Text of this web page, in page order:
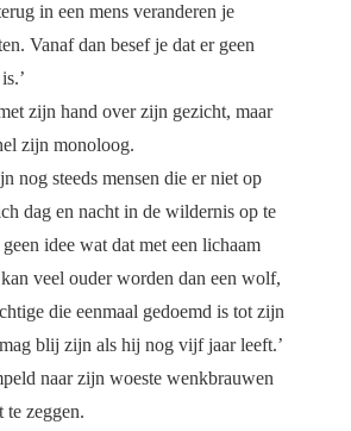
in een mens veranderen je
Vanaf dan besef je dat er geen
zijn hand over zijn gezicht, maar
zijn monoloog.
nog steeds mensen die er niet op
dag en nacht in de wildernis op te
idee wat dat met een lichaam
veel ouder worden dan een wolf,
die eenmaal gedoemd is tot zijn
blij zijn als hij nog vijf jaar leeft.’
naar zijn woeste wenkbrauwen
te zeggen.